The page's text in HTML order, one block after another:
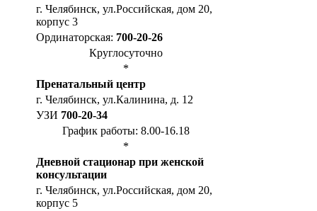
г. Челябинск, ул.Российская, дом 20,
корпус 3
Ординаторская: 700-20-26
Круглосуточно
*
Пренатальный центр
г. Челябинск, ул.Калинина, д. 12
УЗИ 700-20-34
График работы: 8.00-16.18
*
Дневной стационар при женской
консультации
г. Челябинск, ул.Российская, дом 20,
корпус 5